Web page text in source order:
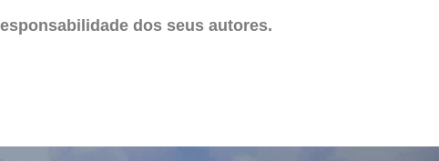
dos seus autores.